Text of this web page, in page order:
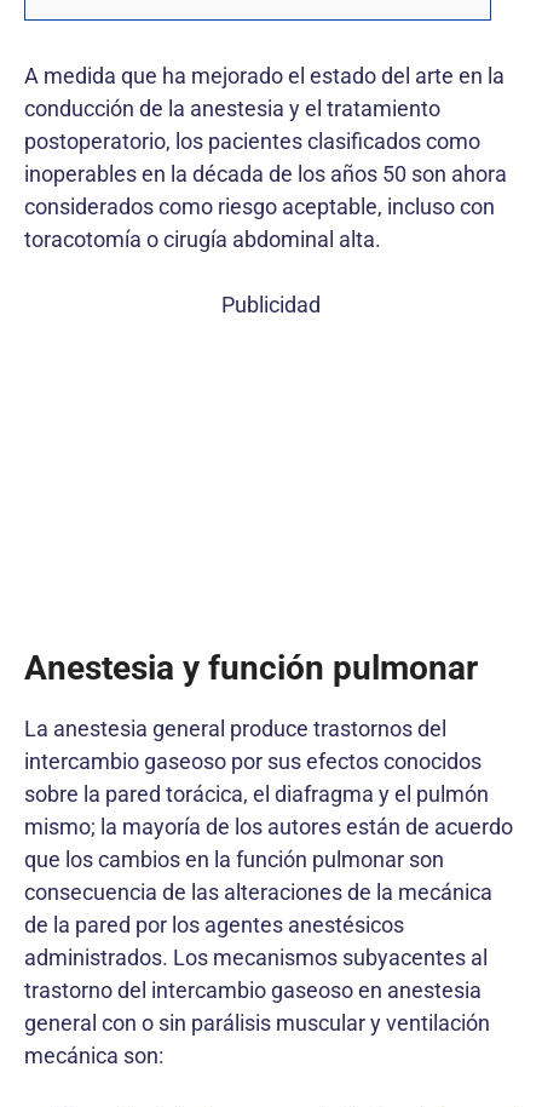
A medida que ha mejorado el estado del arte en la
conducción de la anestesia y el tratamiento
postoperatorio, los pacientes clasificados como
inoperables en la década de los años 50 son ahora
considerados como riesgo aceptable, incluso con
toracotomía o cirugía abdominal alta.
Publicidad
Anestesia y función pulmonar
La anestesia general produce trastornos del
intercambio gaseoso por sus efectos conocidos
sobre la pared torácica, el diafragma y el pulmón
mismo; la mayoría de los autores están de acuerdo
que los cambios en la función pulmonar son
consecuencia de las alteraciones de la mecánica
de la pared por los agentes anestésicos
administrados. Los mecanismos subyacentes al
trastorno del intercambio gaseoso en anestesia
general con o sin parálisis muscular y ventilación
mecánica son: